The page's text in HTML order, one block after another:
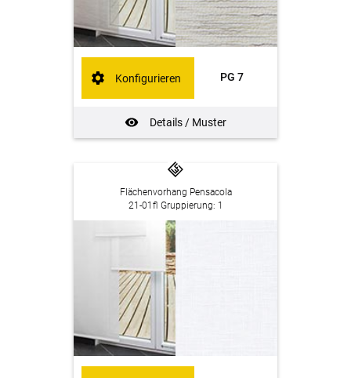
PG 7
Details / Muster
Konfigurieren
Flächenvorhang Pensacola
21-01fl Gruppierung: 1